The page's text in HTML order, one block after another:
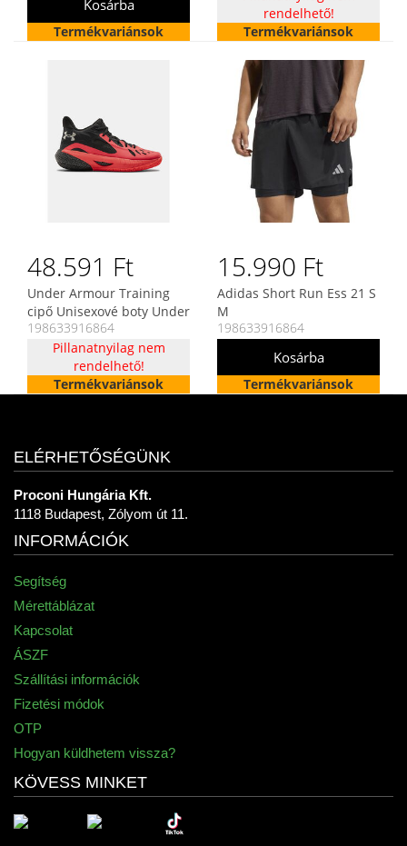
Termékvariánsok Termékvariánsok
rendelhető!
Termékvariánsok
48.591 Ft
Under Armour Training
cipő Unisexové boty Under
Armour HOVR Havoc 3
198633916864
Pillanatnyilag nem
rendelhető!
Termékvariánsok
15.990 Ft
Adidas Short Run Ess 21 S
M
198633916864
ELÉRHETŐSÉGÜNK
Proconi Hungária Kft.
1118 Budapest, Zólyom út 11.
INFORMÁCIÓK
Segítség
Mérettáblázat
Kapcsolat
ÁSZF
Szállítási információk
Fizetési módok
OTP
Hogyan küldhetem vissza?
KÖVESS MINKET